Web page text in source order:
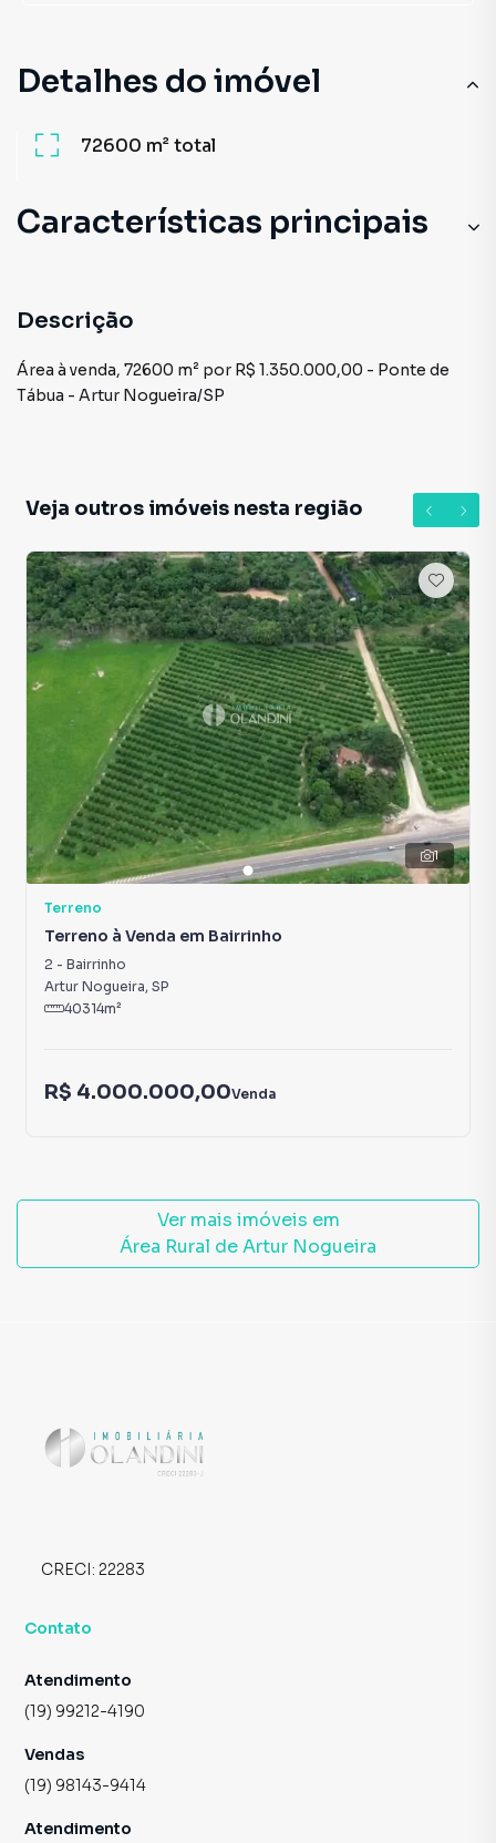
Detalhes do imóvel
72600 m²total
Características principais
Descrição
Área à venda, 72600 m² por R$ 1.350.000,00 - Ponte de
Tábua - Artur Nogueira/SP
Veja outros imóveis nesta região
1
Terreno
Terreno à Venda em Bairrinho
2 - Bairrinho
Artur Nogueira, SP
40314m²
R$ 4.000.000,00Venda
Ver mais imóveis em
Área Rural de Artur Nogueira
CRECI: 22283
Contato
Atendimento
(19) 99212-4190
Vendas
(19) 98143-9414
Atendimento